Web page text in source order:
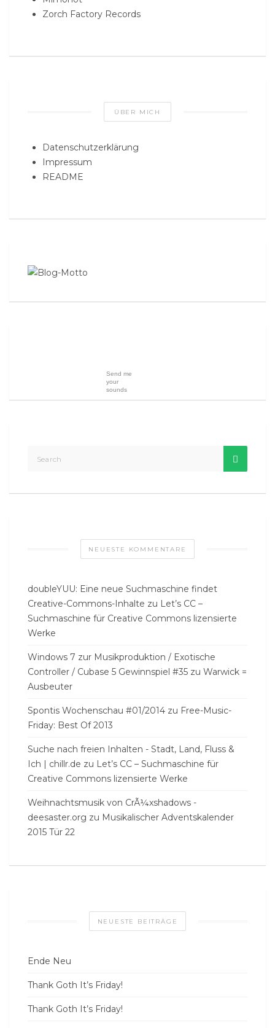
Zorch Factory Records
ÜBER MICH
Datenschutzerklärung
Impressum
README
Send me
your
sounds
NEUESTE KOMMENTARE
doubleYUU: Eine neue Suchmaschine findet
Creative-Commons-Inhalte zu Let’s CC –
Suchmaschine für Creative Commons lizensierte
Werke
Windows 7 zur Musikproduktion / Exotische
Controller / Cubase 5 Gewinnspiel #35 zu Warwick =
Ausbeuter
Spontis Wochenschau #01/2014 zu Free-Music-
Friday: Best Of 2013
Suche nach freien Inhalten - Stadt, Land, Fluss &
Ich | chillr.de zu Let’s CC – Suchmaschine für
Creative Commons lizensierte Werke
Weihnachtsmusik von CrÃ¼xshadows -
deesaster.org zu Musikalischer Adventskalender
2015 Tür 22
NEUESTE BEITRÄGE
Ende Neu
Thank Goth It’s Friday!
Thank Goth It’s Friday!